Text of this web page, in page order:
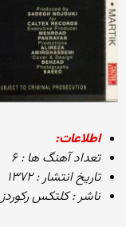
اطلاعات:
تعداد آهنگ ها : ۶
تاریخ انتشار : ۱۳۷۲
ناشر : کلتکس رکوردز